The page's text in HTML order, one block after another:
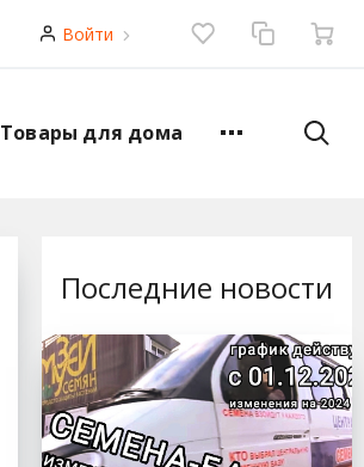
Войти
Товары для дома
Последние новости